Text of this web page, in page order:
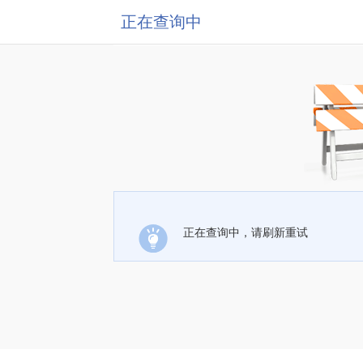
正在查询中
正在查询中，请刷新重试